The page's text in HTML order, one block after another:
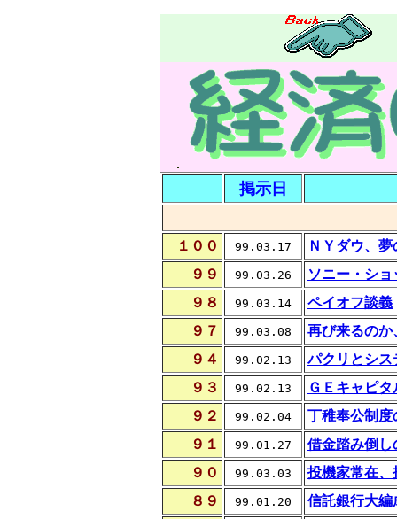
掲示日
１００ 99.03.17
ＮＹダウ、
９９
99.03.26
ソニー・ショ
９８
99.03.14
ペイオフ談義
９７
99.03.08
再び来るのか
９４
99.02.13
パクリとシス
９３
99.02.13
ＧＥキャピ
９２
99.02.04
丁稚奉公制度
９１
99.01.27
借金踏み倒し
９０
99.03.03
投機家常在、
８９
99.01.20
信託銀行大編